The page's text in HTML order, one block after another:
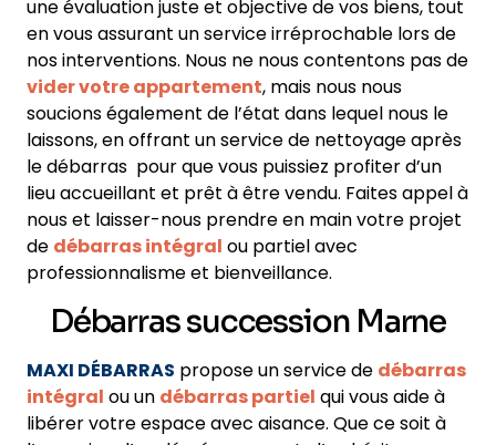
une évaluation juste et objective de vos biens, tout
en vous assurant un service irréprochable lors de
nos interventions. Nous ne nous contentons pas de
vider votre appartement, mais nous nous
soucions également de l’état dans lequel nous le
laissons, en offrant un service de nettoyage après
le débarras pour que vous puissiez profiter d’un
lieu accueillant et prêt à être vendu. Faites appel à
nous et laisser-nous prendre en main votre projet
de débarras intégral ou partiel avec
professionnalisme et bienveillance.
Débarras succession Marne
MAXI DÉBARRAS propose un service de débarras
intégral ou un débarras partiel qui vous aide à
libérer votre espace avec aisance. Que ce soit à